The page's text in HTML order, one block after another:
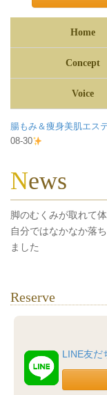
Home
Concept
Voice
腸もみ＆痩身美肌エス
08-30
News
脚のむくみが取れて
自分ではなかなか落
ました
Reserve
LINE友だ